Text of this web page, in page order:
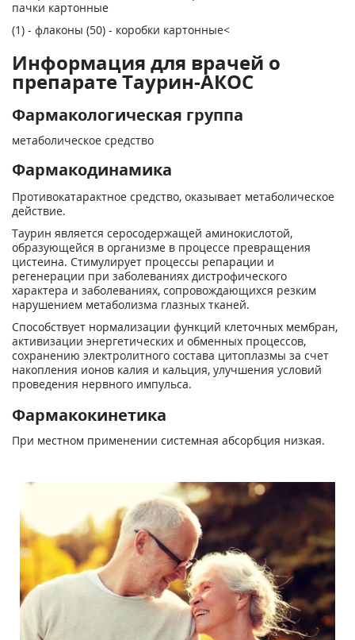
пачки картонные
(1) - флаконы (50) - коробки картонные<
Информация для врачей о
препарате Таурин-АКОС
Фармакологическая группа
метаболическое средство
Фармакодинамика
Противокатарактное средство, оказывает метаболическое
действие.
Таурин является серосодержащей аминокислотой,
образующейся в организме в процессе превращения
цистеина. Стимулирует процессы репарации и
регенерации при заболеваниях дистрофического
характера и заболеваниях, сопровождающихся резким
нарушением метаболизма глазных тканей.
Способствует нормализации функций клеточных мембран,
активизации энергетических и обменных процессов,
сохранению электролитного состава цитоплазмы за счет
накопления ионов калия и кальция, улучшения условий
проведения нервного импульса.
Фармакокинетика
При местном применении системная абсорбция низкая.